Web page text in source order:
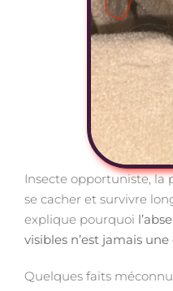
Insecte opportuniste, la
se cacher et survivre
explique pourquoi
visibles n’est jamais
Quelques faits